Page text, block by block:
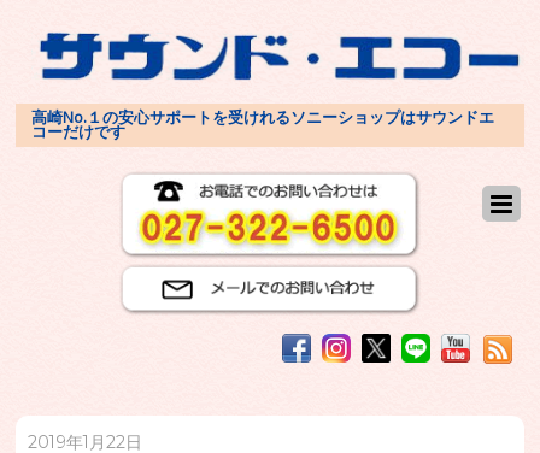
高崎No.１の安心サポートを受けれるソニーショップはサウンドエ
コーだけです
2019年1月22日